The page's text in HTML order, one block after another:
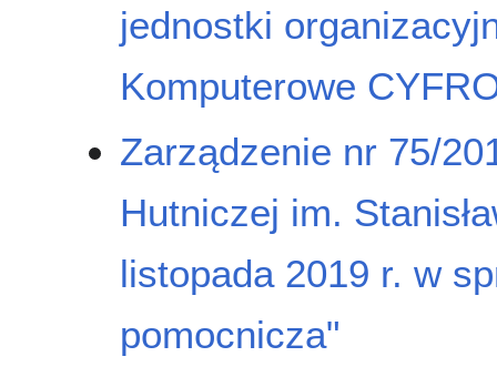
jednostki
Komputerowe
Zarządzenie nr 75/
Hutniczej im.
listopada 2019 r. w
pomocnicza"